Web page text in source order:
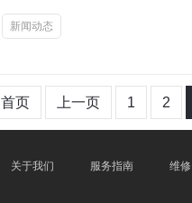
新闻动态
首页 上一页 1 2
关于我们 服务指南 维